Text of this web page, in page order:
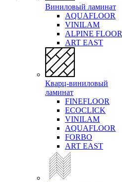
Виниловый ламинат
AQUAFLOOR
VINILAM
ALPINE FLOOR
ART EAST
Кварц-виниловый
ламинат
FINEFLOOR
ECOCLICK
VINILAM
AQUAFLOOR
FORBO
ART EAST